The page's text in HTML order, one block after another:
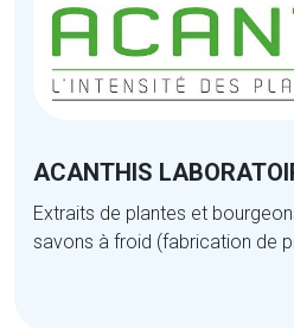
ACANTHIS
Extraits de plantes et
savons à froid (fabrication de